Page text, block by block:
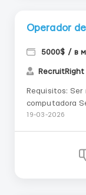
Operador
5000$ / в
RecruitRight
Requisitos: Ser mayor de 18 años Buen manejo de la
computadora Ser hablante nativo (República Checa,
Eslovaquia,
19-03-2026